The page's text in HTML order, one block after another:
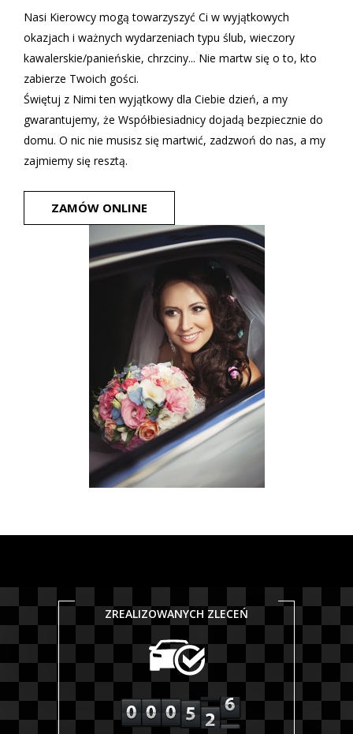
Nasi Kierowcy mogą towarzyszyć Ci w wyjątkowych
okazjach i ważnych wydarzeniach typu ślub, wieczory
kawalerskie/panieńskie, chrzciny... Nie martw się o to, kto
zabierze Twoich gości.
Świętuj z Nimi ten wyjątkowy dla Ciebie dzień, a my
gwarantujemy, że Współbiesiadnicy dojadą bezpiecznie do
domu. O nic nie musisz się martwić, zadzwoń do nas, a my
zajmiemy się resztą.
ZAMÓW ONLINE
ZREALIZOWANYCH ZLECEŃ